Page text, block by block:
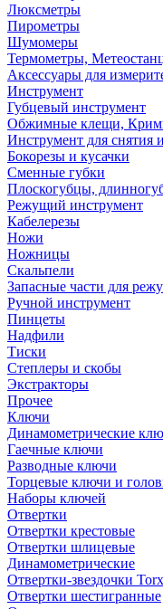
Люксметры
Пирометры
Шумомеры
Термометры,
Аксессуары для
Инструмент
Губцевый инструмент
Обжимные клещи,
Инструмент для снятия
Бокорезы и кусачки
Сменные губки
Плоскогубцы,
Режущий инструмент
Кабелерезы
Ножи
Ножницы
Скальпели
Запасные части для
Ручной инструмент
Пинцеты
Надфили
Тиски
Степлеры и скобы
Экстракторы
Прочее
Ключи
Динамометрические
Гаечные ключи
Разводные ключи
Торцевые ключи и
Наборы ключей
Отвертки
Отвертки крестовые
Отвертки шлицевые
Динамометрические
Отвертки-звездочки Torx
Отвертки шестигранные